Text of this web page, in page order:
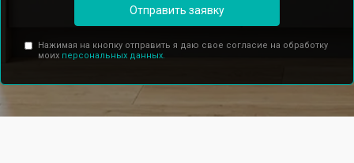
Отправить заявку
Нажимая на кнопку отправить я даю свое согласие на обработку
моих персональных данных.